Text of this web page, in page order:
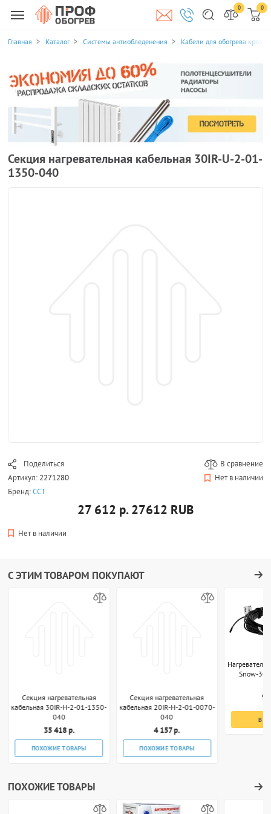
0 0
Главная Каталог Системы антиобледенения Кабели для обогрева
Секция нагревательная кабельная 30IR-U-2-01-
1350-040
Поделиться
В сравнение
Артикул: 2271280
Нет в наличии
Бренд:ССТ
27 612 р. 27612 RUB
Нет в наличии
С ЭТИМ ТОВАРОМ ПОКУПАЮТ
Секция нагревательная
кабельная 30IR-H-2-01-1350-
040
35 418 р.
ПОХОЖИЕ ТОВАРЫ
Секция нагревательная
кабельная 20IR-H-2-01-0070-
040
4 157 р.
ПОХОЖИЕ ТОВАРЫ
Snow-
9
В
ПОХОЖИЕ ТОВАРЫ